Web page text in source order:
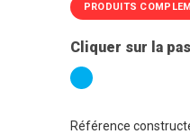
PRODUITS
Cliquer sur la
Référence